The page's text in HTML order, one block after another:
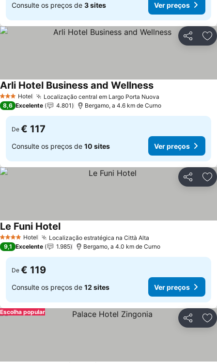
Consulte os preços de 3 sites Ver preços
Partilhar
3 EstrelasHotel Localização central em Largo Porta Nuova
Arli Hotel Business and Wellness
8,6 Excelente 4.801 Bergamo, a 4.6 km de Curno
De € 117
Consulte os preços de 10 sites Ver preços
Partilhar
4 EstrelasHotel Localização estratégica na Città Alta
Le Funi Hotel
9,1 Excelente 1.985 Bergamo, a 4.0 km de Curno
De € 119
Consulte os preços de 12 sites Ver preços
Partilhar
Escolha popular